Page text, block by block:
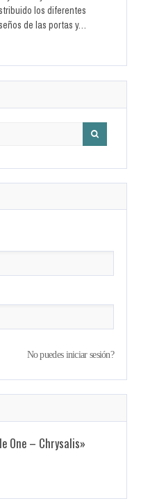
los diferentes
de las portas y…
No puedes iniciar sesión?
One – Chrysalis»